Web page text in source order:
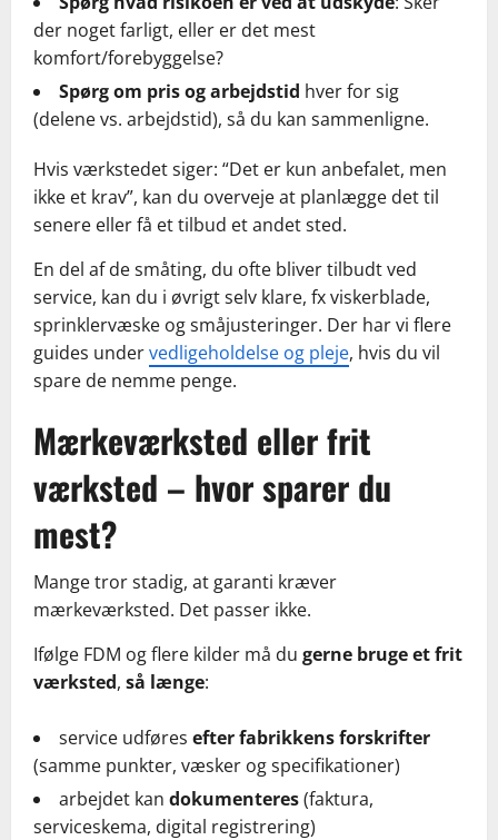
der noget farligt, eller er det mest
komfort/forebyggelse?
Spørg om pris og arbejdstid hver for sig
(delene vs. arbejdstid), så du kan sammenligne.
Hvis værkstedet siger: “Det er kun anbefalet, men
ikke et krav”, kan du overveje at planlægge det til
senere eller få et tilbud et andet sted.
En del af de småting, du ofte bliver tilbudt ved
service, kan du i øvrigt selv klare, fx viskerblade,
sprinklervæske og småjusteringer. Der har vi flere
guides undervedligeholdelse og pleje, hvis du vil
spare de nemme penge.
Mærkeværksted eller frit
værksted – hvor sparer du
mest?
Mange tror stadig, at garanti kræver
mærkeværksted. Det passer ikke.
Ifølge FDM og flere kilder må du gerne bruge et frit
værksted, så længe:
service udføres efter fabrikkens forskrifter
(samme punkter, væsker og specifikationer)
arbejdet kan dokumenteres(faktura,
serviceskema, digital registrering)